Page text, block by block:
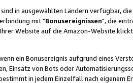
in ausgewählten Ländern verfügbar, die
mit "Bonusereignissen", die
Website auf die Amazon-Website
ein Bonusereignis aufgrund eines
Einsatz von Bots oder
in jedem Einzelfall nach eigenem